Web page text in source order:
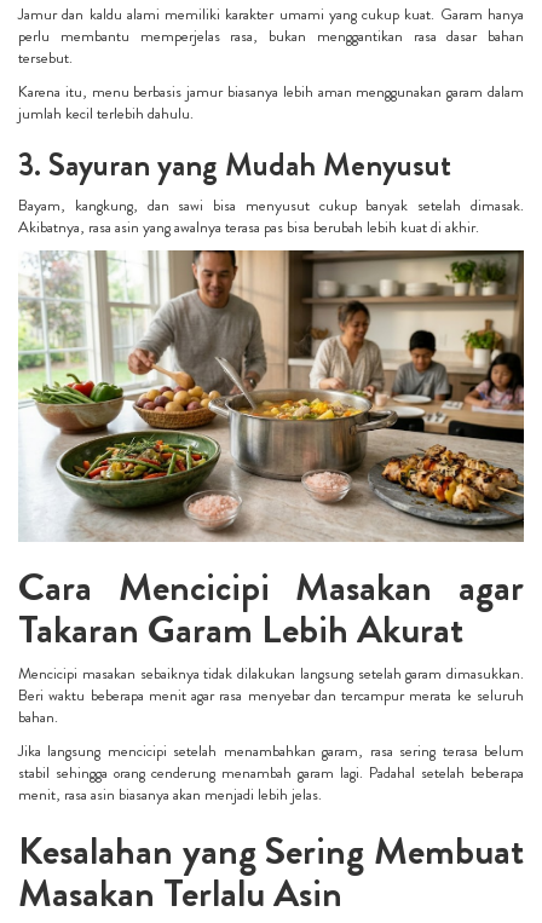
Jamur dan kaldu alami memiliki karakter umami yang cukup kuat. Garam hanya
perlu membantu memperjelas rasa, bukan menggantikan rasa dasar bahan
tersebut.
Karena itu, menu berbasis jamur biasanya lebih aman menggunakan garam dalam
jumlah kecil terlebih dahulu.
3. Sayuran yang Mudah Menyusut
Bayam, kangkung, dan sawi bisa menyusut cukup banyak setelah dimasak.
Akibatnya, rasa asin yang awalnya terasa pas bisa berubah lebih kuat di akhir.
Cara Mencicipi Masakan agar
Takaran Garam Lebih Akurat
Mencicipi masakan sebaiknya tidak dilakukan langsung setelah garam dimasukkan.
Beri waktu beberapa menit agar rasa menyebar dan tercampur merata ke seluruh
bahan.
Jika langsung mencicipi setelah menambahkan garam, rasa sering terasa belum
stabil sehingga orang cenderung menambah garam lagi. Padahal setelah beberapa
menit, rasa asin biasanya akan menjadi lebih jelas.
Kesalahan yang Sering Membuat
Masakan Terlalu Asin